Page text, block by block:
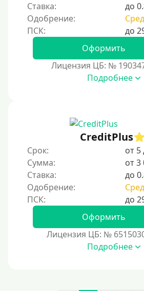
В ломбарде
Роботы займов
Перевод денег на карту через
Без списания средств с вашей
Денежным переводом
На Юмани (ЮMoney)
На Яндекс Деньги
Без привязки карты
Кошелёк Киви (Qiwi)
Пополнение Киви-кошелька без
На кошельке Киви (Qiwi) имеются
Регистрация кошелька Киви
Пополнение Киви-кошелька для
доступные способы и возможности
Ставка:
до
Одобрение:
Оформить
Лицензия ЦБ: №
Подробнее
CreditPlus
Срок:
от 5
Сумма:
от 3
Ставка:
до
Одобрение:
Оформить
Лицензия ЦБ: №
Подробнее